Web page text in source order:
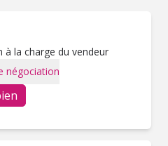
la charge du vendeur
négociation